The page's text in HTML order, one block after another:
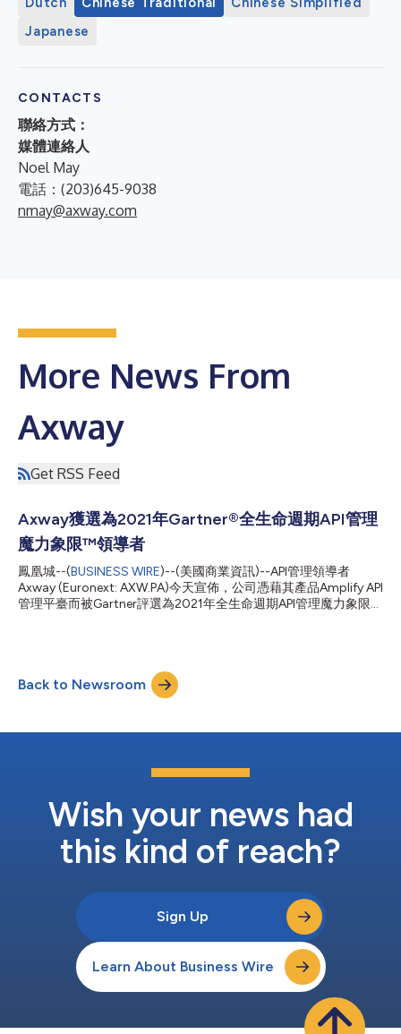
Japanese
CONTACTS
聯絡方式：
媒體連絡人
Noel May
電話：(203)645-9038
nmay@axway.com
More News From
Axway
Get RSS Feed
Axway獲選為2021年Gartner®全生命週期API管理
魔力象限™領導者
鳳凰城--(BUSINESS WIRE)--(美國商業資訊)--API管理領導者
Axway (Euronext: AXW.PA)今天宣佈，公司憑藉其產品Amplify API
管理平臺而被Gartner評選為2021年全生命週期API管理魔力象限的
提供符合最佳業界標準的API管理平臺。對我們來說，它也包括為
企業提供推進業務發展的工具和指導。」 NOV Inc.中介軟體業務
總監Manoj Kona表示：「借助Amplify API管理平臺，我們消除了
的服務保持全面的能見度、治理和控制。」 Amplify是用於管理和
臺。Axway「開放一切」(Open Everything)的願景為企業提供建
構卓越客戶體驗的靈活性和影響力。 LUXHUB執行長Jacques Putz
Back to Newsroom
Wish your news had
this kind of reach?
Sign Up
Learn About Business Wire